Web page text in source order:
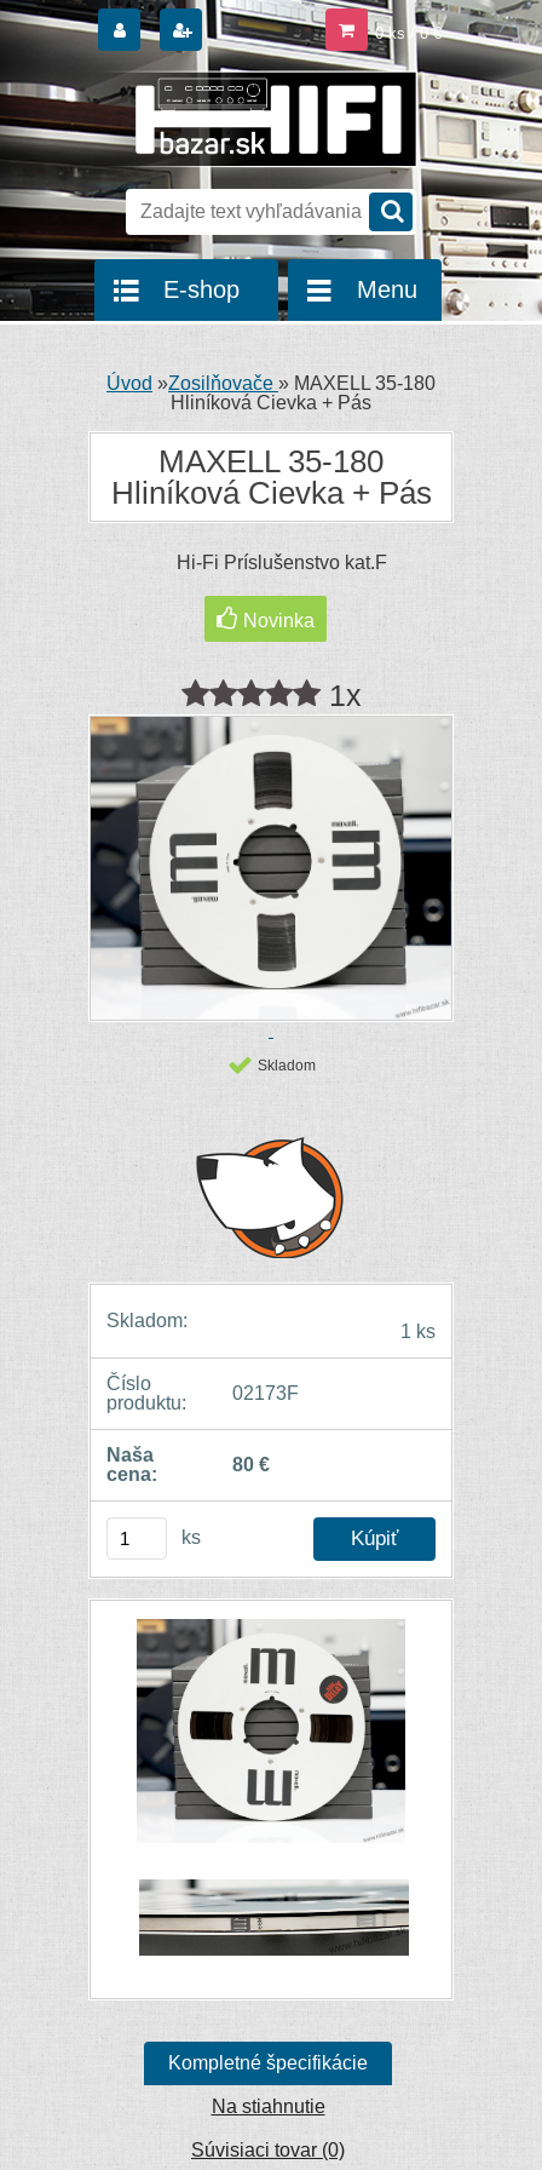
0 ks / 0 €
E-shop Menu
Úvod »Zosilňovače » MAXELL 35-180
Hliníková Cievka + Pás
MAXELL 35-180
Hliníková Cievka + Pás
Hi-Fi Príslušenstvo kat.F
Novinka
1x
Skladom
Skladom:
1 ks
Číslo
produktu:
02173F
Naša
cena:
80 €
ks
Kompletné špecifikácie
Na stiahnutie
Súvisiaci tovar (0)